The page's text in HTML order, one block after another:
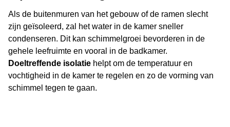
Als de buitenmuren van het gebouw of de ramen slecht
zijn geïsoleerd, zal het water in de kamer sneller
condenseren. Dit kan schimmelgroei bevorderen in de
gehele leefruimte en vooral in de badkamer.
Doeltreffende isolatie helpt om de temperatuur en
vochtigheid in de kamer te regelen en zo de vorming van
schimmel tegen te gaan.